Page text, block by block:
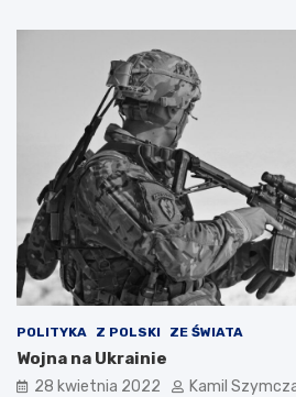
POLITYKA Z POLSKI ZE ŚWIATA
Wojna na Ukrainie
28 kwietnia 2022 Kamil